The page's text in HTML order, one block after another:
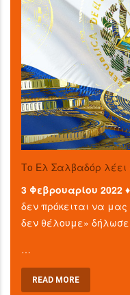
Το Ελ Σαλβαδόρ λέει
3 Φεβρουαρίου 2022 ♦
δεν πρόκειται να
δεν θέλουμε»
…
READ MORE